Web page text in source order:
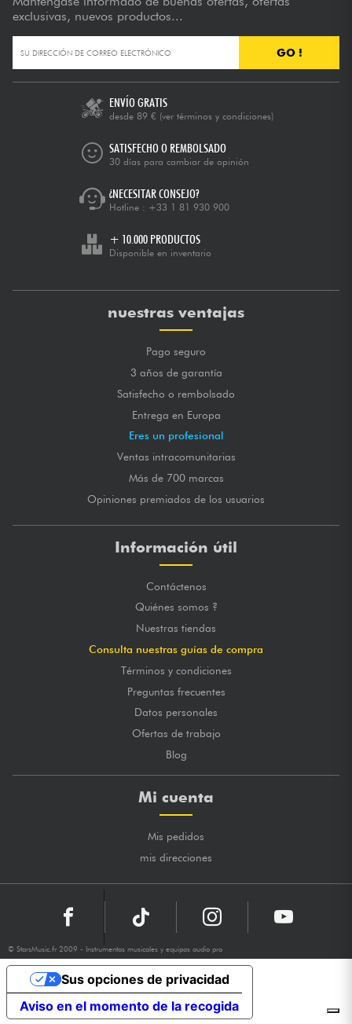
exclusivas, nuevos productos...
GO !
ENVÍO GRATIS
desde 89 € (ver términos y condiciones)
SATISFECHO O REMBOLSADO
30 días para cambiar de opinión
¿NECESITAR CONSEJO?
Hotline : +33 1 81 930 900
+ 10.000 PRODUCTOS
Disponible en inventario
nuestras ventajas
Pago seguro
3 años de garantía
Satisfecho o rembolsado
Entrega en Europa
Eres un profesional
Ventas intracomunitarias
Más de 700 marcas
Opiniones premiados de los usuarios
Información útil
Contáctenos
Quiénes somos ?
Nuestras tiendas
Consulta nuestras guías de compra
Términos y condiciones
Preguntas frecuentes
Datos personales
Ofertas de trabajo
Blog
Mi cuenta
Mis pedidos
mis direcciones
© StarsMusic.fr 2009 - Instrumentos musicales y equipos audio pro
Aviso en el momento de la recogida
Sus opciones de privacidad